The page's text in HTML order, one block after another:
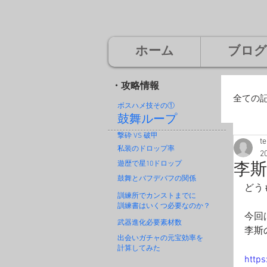
ホーム ブログ
・攻略情報
ボスハメ技その①
鼓舞ループ
撃砕 VS 破甲
私装のドロップ率
遊歴で星10ドロップ
鼓舞とバフデバフの関係
訓練所でカンストまでに
訓練書はいくつ必要なのか？
武器進化必要素材数
出会いガチャの元宝効率を
計算してみた
全ての
李
どう
今回
李斯